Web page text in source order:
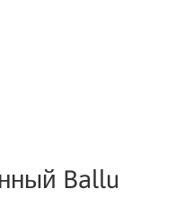
Ballu